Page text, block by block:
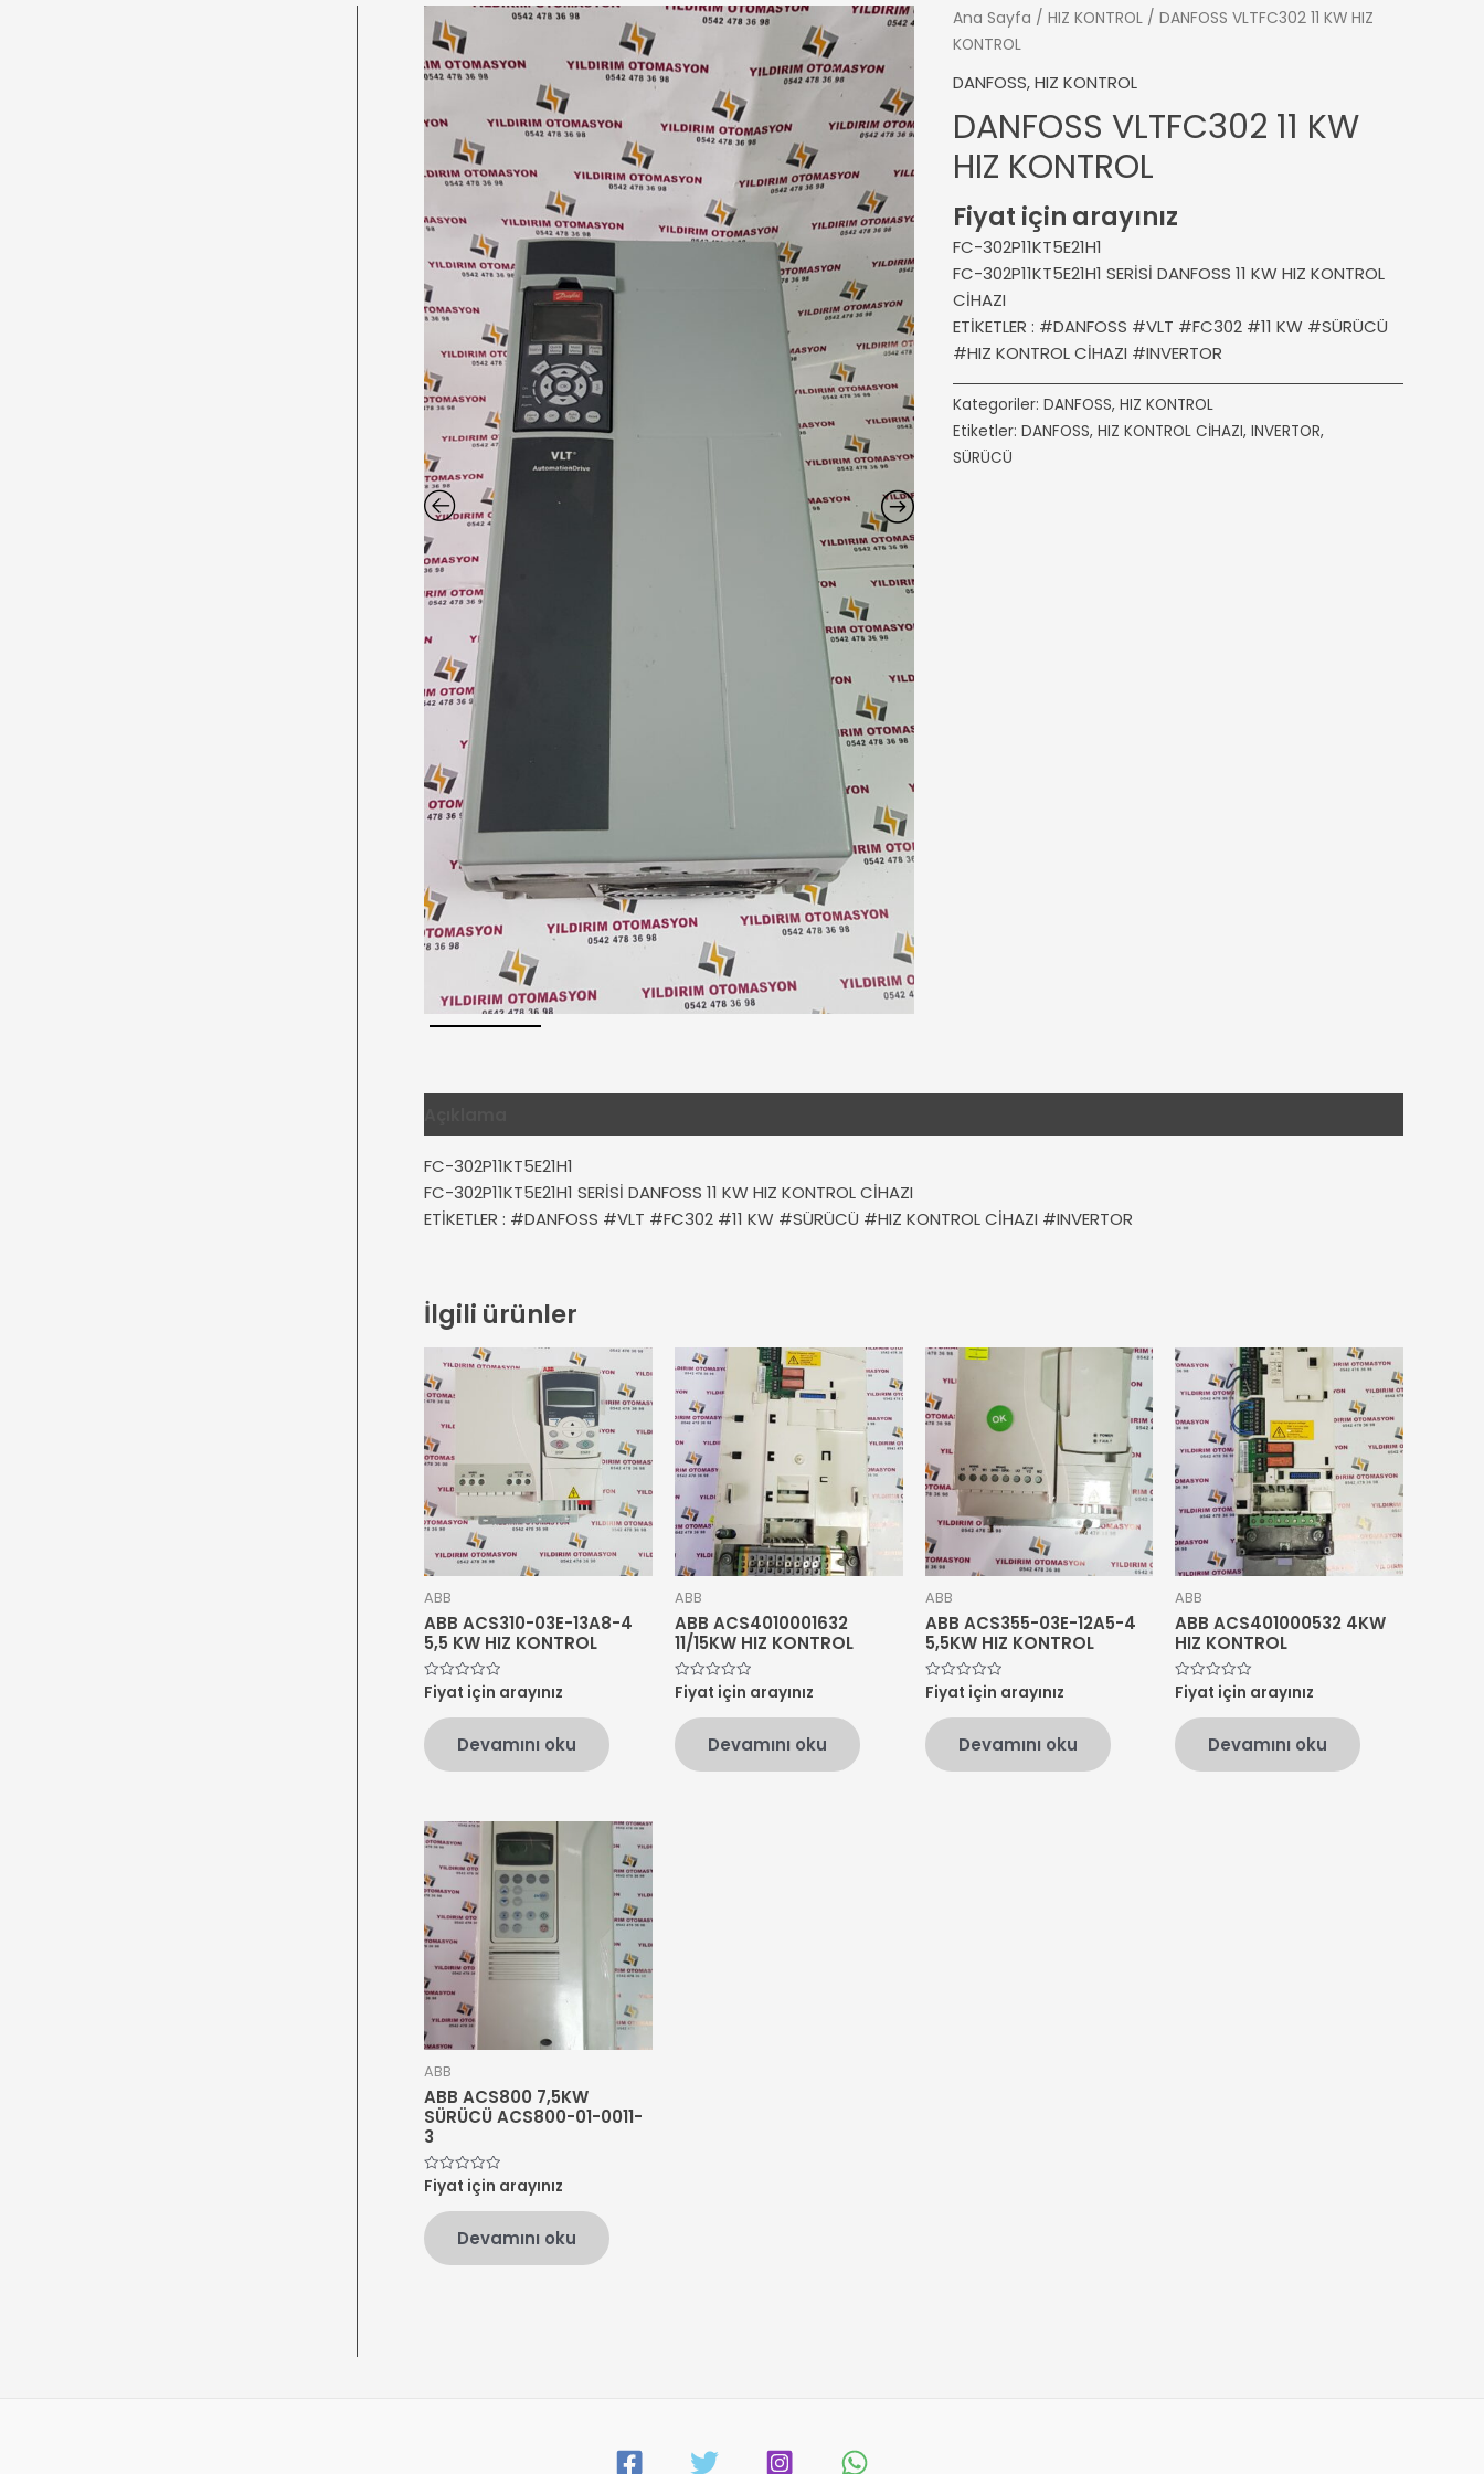
Ana Sayfa / HIZ KONTROL/ DANFOSS VLTFC302 11 KW HIZ
KONTROL
DANFOSS,HIZ KONTROL
DANFOSS VLTFC302 11 KW
HIZ KONTROL
Fiyat için arayınız
FC-302P11KT5E21H1
FC-302P11KT5E21H1 SERİSİ DANFOSS 11 KW HIZ KONTROL
CİHAZI
ETİKETLER : #DANFOSS #VLT #FC302 #11 KW #SÜRÜCÜ
#HIZ KONTROL CİHAZI #INVERTOR
Kategoriler: DANFOSS, HIZ KONTROL
Etiketler: DANFOSS, HIZ KONTROL CİHAZI, INVERTOR,
SÜRÜCÜ
FC-302P11KT5E21H1
FC-302P11KT5E21H1 SERİSİ DANFOSS 11 KW HIZ KONTROL CİHAZI
ETİKETLER : #DANFOSS #VLT #FC302 #11 KW #SÜRÜCÜ #HIZ KONTROL CİHAZI #INVERTOR
İlgili ürünler
ABB
ABB ACS310-03E-13A8-4
5,5 KW HIZ KONTROL
5
üzerinden
oy
aldı
Fiyat için arayınız
Devamını oku
ABB
ABB ACS4010001632
11/15KW HIZ KONTROL
5
üzerinden
oy
aldı
Fiyat için arayınız
Devamını oku
ABB
ABB ACS355-03E-12A5-4
5,5KW HIZ KONTROL
5
üzerinden
oy
aldı
Fiyat için arayınız
Devamını oku
ABB
ABB ACS401000532 4KW
HIZ KONTROL
5
üzerinden
oy
aldı
Fiyat için arayınız
Devamını oku
ABB
ABB ACS800 7,5KW
SÜRÜCÜ ACS800-01-0011-
3
5
üzerinden
oy
aldı
Fiyat için arayınız
Devamını oku